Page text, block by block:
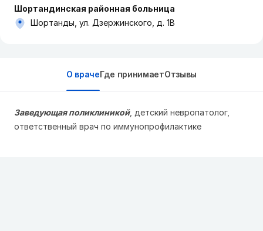
Шортандинская районная больница
Шортанды, ул. Дзержинского, д. 1В
О врачеГде принимаетОтзывы
Заведующая поликлиникой, детский невропатолог,
ответственный врач по иммунопрофилактике